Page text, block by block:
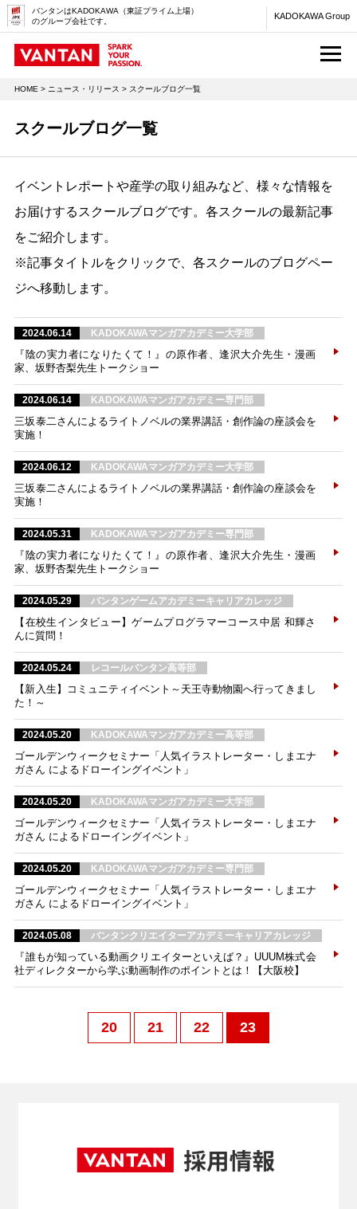
バンタンはKADOKAWA（東証プライム上場）
のグループ会社です。
KADOKAWA Group
HOME > ニュース・リリース > スクールブログ一覧
スクールブログ一覧
イベントレポートや産学の取り組みなど、様々な情報を
お届けするスクールブログです。各スクールの最新記事
をご紹介します。
※記事タイトルをクリックで、各スクールのブログペー
ジへ移動します。
2024.06.14 KADOKAWAマンガアカデミー大学部
『陰の実力者になりたくて！』の原作者、逢沢大介先生・漫画
家、坂野杏梨先生トークショー
2024.06.14 KADOKAWAマンガアカデミー専門部
三坂泰二さんによるライトノベルの業界講話・創作論の座談会を
実施！
2024.06.12 KADOKAWAマンガアカデミー大学部
三坂泰二さんによるライトノベルの業界講話・創作論の座談会を
実施！
2024.05.31 KADOKAWAマンガアカデミー専門部
『陰の実力者になりたくて！』の原作者、逢沢大介先生・漫画
家、坂野杏梨先生トークショー
2024.05.29 バンタンゲームアカデミーキャリアカレッジ
【在校生インタビュー】ゲームプログラマーコース中居 和輝さ
んに質問！
2024.05.24 レコールバンタン高等部
【新入生】コミュニティイベント～天王寺動物園へ行ってきまし
た！～
2024.05.20 KADOKAWAマンガアカデミー高等部
ゴールデンウィークセミナー「人気イラストレーター・しまエナ
ガさん によるドローイングイベント」
2024.05.20 KADOKAWAマンガアカデミー大学部
ゴールデンウィークセミナー「人気イラストレーター・しまエナ
ガさん によるドローイングイベント」
2024.05.20 KADOKAWAマンガアカデミー専門部
ゴールデンウィークセミナー「人気イラストレーター・しまエナ
ガさん によるドローイングイベント」
2024.05.08 バンタンクリエイターアカデミーキャリアカレッジ
『誰もが知っている動画クリエイターといえば？』UUUM株式会
社ディレクターから学ぶ動画制作のポイントとは！【大阪校】
20 21 22 23